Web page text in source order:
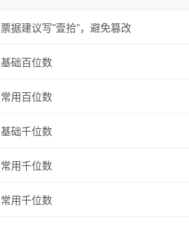
票据建议写"壹拾"，避免篡改
基础百位数
常用百位数
基础千位数
常用千位数
常用千位数